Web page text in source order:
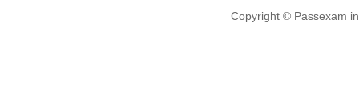
Copyright © Passexam